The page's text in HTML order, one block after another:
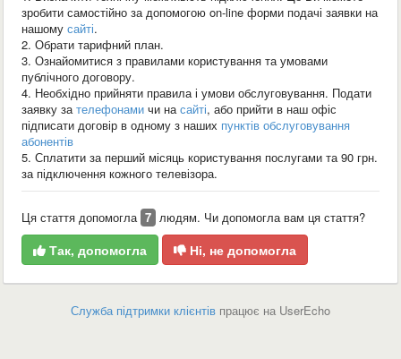
зробити самостійно за допомогою on-line форми подачі заявки на
нашому сайті.
2. Обрати тарифний план.
3. Ознайомитися з правилами користування та умовами
публічного договору.
4. Необхідно прийняти правила і умови обслуговування. Подати
заявку зателефонами чи насайті, або прийти в наш офіс
підписати договір в одному з наших пунктів обслуговування
абонентів
5. Сплатити за перший місяць користування послугами та 90 грн.
за підключення кожного телевізора.
Ця стаття допомогла 7 людям. Чи допомогла вам ця стаття?
Так, допомогла Ні, не допомогла
Служба підтримки клієнтів працює на UserEcho